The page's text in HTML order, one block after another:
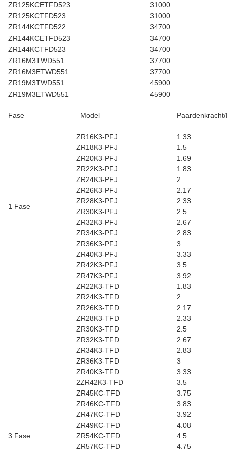
ZR125KCETFD523
31000
ZR125KCTFD523
31000
ZR144KCTFD522
34700
ZR144KCETFD523
34700
ZR144KCTFD523
34700
ZR16M3TWD551
37700
ZR16M3ETWD551
37700
ZR19M3TWD551
45900
ZR19M3ETWD551
45900
Fase Model Paardenkracht/
1 Fase
ZR16K3-PFJ
1.33
ZR18K3-PFJ
1.5
ZR20K3-PFJ
1.69
ZR22K3-PFJ
1.83
ZR24K3-PFJ
2
ZR26K3-PFJ
2.17
ZR28K3-PFJ
2.33
ZR30K3-PFJ
2.5
ZR32K3-PFJ
2.67
ZR34K3-PFJ
2.83
ZR36K3-PFJ
3
ZR40K3-PFJ
3.33
ZR42K3-PFJ
3.5
ZR47K3-PFJ
3.92
3 Fase
ZR22K3-TFD
1.83
ZR24K3-TFD
2
ZR26K3-TFD
2.17
ZR28K3-TFD
2.33
ZR30K3-TFD
2.5
ZR32K3-TFD
2.67
ZR34K3-TFD
2.83
ZR36K3-TFD
3
ZR40K3-TFD
3.33
2ZR42K3-TFD
3.5
ZR45KC-TFD
3.75
ZR46KC-TFD
3.83
ZR47KC-TFD
3.92
ZR49KC-TFD
4.08
ZR54KC-TFD
4.5
ZR57KC-TFD
4.75